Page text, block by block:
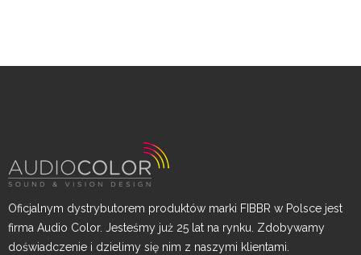
Oficjalnym dystrybutorem produktów marki FIBBR w Polsce jest
firma Audio Color. Jesteśmy już 25 lat na rynku. Zdobywamy
doświadczenie i dzielimy się nim z naszymi klientami.